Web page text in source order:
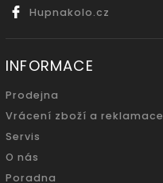
Hupnakolo.cz
INFORMACE
Prodejna
Vrácení zboží a reklamace
Servis
O nás
Poradna